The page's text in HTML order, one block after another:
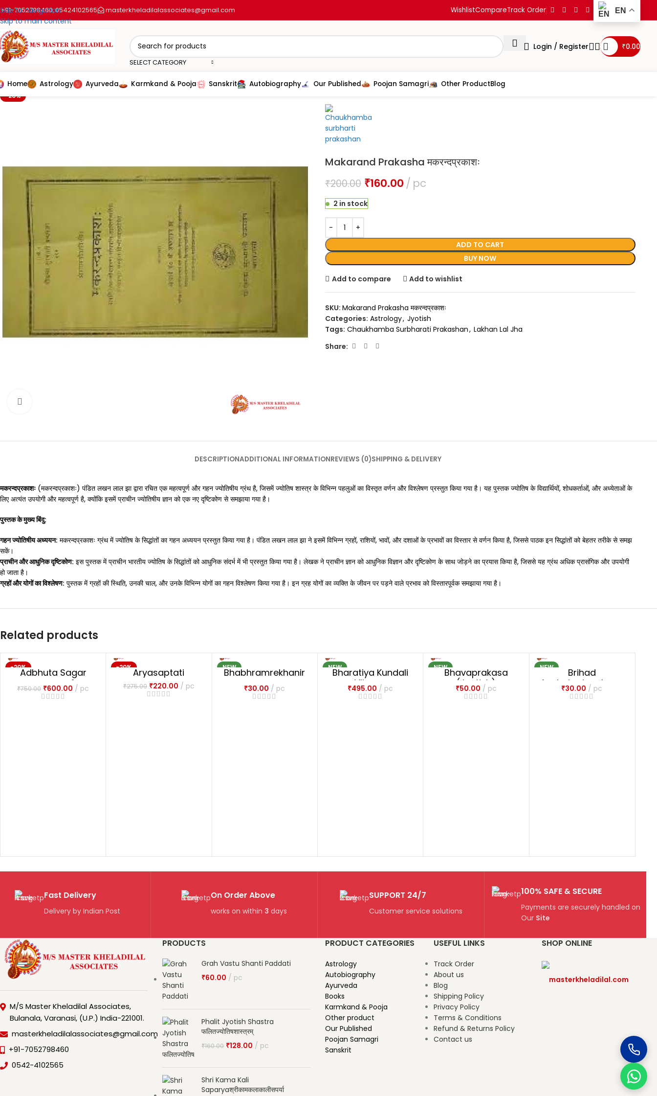
Skip to navigation
Skip to main content
7052798460,05424102565 masterkheladilalassociates@gmail.com WishlistCompareTrack Order EN
SELECT CATEGORY
Login / Register ₹0.00
Home Astrology Ayurveda Karmkand & Pooja Sanskrit Autobiography Our Published Poojan Samagri Other ProductBlog
-20%
Home Astrology Jyotish Makarand Prakasha मकरन्दप्रकाशः
Makarand Prakasha मकरन्दप्रकाशः
₹200.00 ₹160.00 pc
2 in stock
ADD TO CART
BUY NOW
Add to compare Add to wishlist
SKU: Makarand Prakasha मकरन्दप्रकाशः
Categories: Astrology, Jyotish
Tags: Chaukhamba Surbharati Prakashan, Lakhan Lal Jha
Share:
DESCRIPTIONADDITIONAL INFORMATIONREVIEWS (0)SHIPPING & DELIVERY
मकरन्दप्रकाशः (मकरन्दप्रकाशः) पंडित लखन लाल झा द्वारा रचित एक महत्वपूर्ण और गहन ज्योतिषीय ग्रंथ है, जिसमें ज्योतिष शास्त्र के विभिन्न पहलुओं का विस्तृत वर्णन और विश्लेषण प्रस्तुत किया गया है। यह पुस्तक ज्योतिष के विद्यार्थियों, शोधकर्ताओं, और अध्येताओं के
लिए अत्यंत उपयोगी और महत्वपूर्ण है, क्योंकि इसमें प्राचीन ज्योतिषीय ज्ञान को एक नए दृष्टिकोण से समझाया गया है।
पुस्तक के मुख्य बिंदु:
गहन ज्योतिषीय अध्ययन: मकरन्दप्रकाशः ग्रंथ में ज्योतिष के सिद्धांतों का गहन अध्ययन प्रस्तुत किया गया है। पंडित लखन लाल झा ने इसमें विभिन्न ग्रहों, राशियों, भावों, और दशाओं के प्रभावों का विस्तार से वर्णन किया है, जिससे पाठक इन सिद्धांतों को बेहतर तरीके से समझ
सकें।
प्राचीन और आधुनिक दृष्टिकोण: इस पुस्तक में प्राचीन भारतीय ज्योतिष के सिद्धांतों को आधुनिक संदर्भ में भी प्रस्तुत किया गया है। लेखक ने प्राचीन ज्ञान को आधुनिक विज्ञान और दृष्टिकोण के साथ जोड़ने का प्रयास किया है, जिससे यह ग्रंथ अधिक प्रासंगिक और उपयोगी
हो जाता है।
ग्रहों और योगों का विश्लेषण: पुस्तक में ग्रहों की स्थिति, उनकी चाल, और उनके विभिन्न योगों का गहन विश्लेषण किया गया है। इन ग्रह योगों का व्यक्ति के जीवन पर पड़ने वाले प्रभाव को विस्तारपूर्वक समझाया गया है।
Related products
-20%Adbhuta Sagar
अद्भुतसागरः-1
₹750.00 ₹600.00 pc
-20%Aryasaptati
₹275.00 ₹220.00 pc
NEW
Bhabhramrekhanir
upanam
₹30.00 pc
NEW
Bharatiya Kundali
Vijnana
₹495.00 pc
NEWBhavaprakasa
(Jyotish)
₹50.00 pc
NEW
Brihad
Avahakadacakram
₹30.00 pc
Fast Delivery
Delivery by Indian Post
On Order Above
works on within 3 days
SUPPORT 24/7
Customer service solutions
100% SAFE & SECURE
Payments are securely handled on
Our Site
M/S Master Kheladilal Associates,
Bulanala, Varanasi, (U.P.) India-221001.
masterkheladilalassociates@gmail.com
+91-7052798460
0542-4102565
PRODUCTS
Grah Vastu Shanti Paddati
₹60.00 pc
Phalit Jyotish Shastra
फलितज्योतिषशास्त्रम्
₹160.00 ₹128.00 pc
Shri Kama Kali
Saparyaश्रीकामकलाकालीसपर्या
PRODUCT CATEGORIES
Astrology
Autobiography
Ayurveda
Books
Karmkand & Pooja
Other product
Our Published
Poojan Samagri
Sanskrit
USEFUL LINKS
Track Order
About us
Blog
Shipping Policy
Privacy Policy
Terms & Conditions
Refund & Returns Policy
Contact us
SHOP ONLINE
masterkheladilal.com